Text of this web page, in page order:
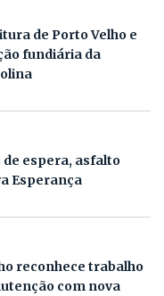
de Porto Velho e
fundiária da
de espera, asfalto
Esperança
reconhece trabalho
com nova